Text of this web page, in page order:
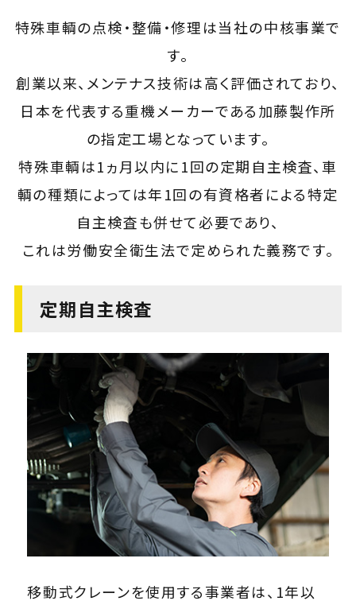
お問い合わせ
特殊車輌の点検・整備・修理は当社の中核事業で
す。
創業以来、メンテナス技術は高く評価されており、
日本を代表する重機メーカーである加藤製作所
の指定工場となっています。
特殊車輌は1ヵ月以内に1回の定期自主検査、車
輌の種類によっては年1回の有資格者による特定
自主検査も併せて必要であり、
これは労働安全衛生法で定められた義務です。
定期自主検査
移動式クレーンを使用する事業者は、1年以